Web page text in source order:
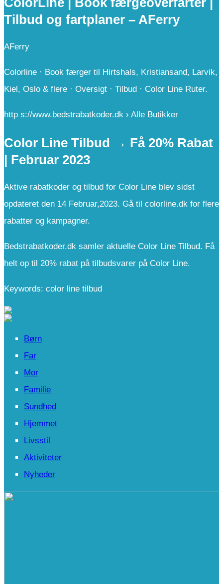
Tilbud og fartplaner – AFerry
AFerry
Colorline · Book færger til Hirtshals, Kristiansand, Larvik,
Kiel, Oslo & flere · Oversigt · Tilbud · Color Line Ruter.
http s://www.bedstrabatkoder.dk › Alle Butikker
Color Line Tilbud → Få 20% Rabat
| Februar 2023
Aktive rabatkoder og tilbud for Color Line blev sidst
opdateret den 14 Februar,2023. Gå til colorline.dk for flere
rabatter og kampagner.
Bedstrabatkoder.dk samler aktuelle Color Line Tilbud. Få
helt op til 20% rabat på tilbudsvarer på Color Line.
Keywords: color line tilbud
Børn
Far
Mor
Familie
Sundhed
Hjemmet
Livsstil
Aktiviteter
Nyheder